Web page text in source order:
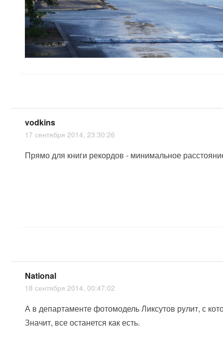
vodkins
17 сентября 2014, 23:30:26
Прямо для книги рекордов - минимальное
National
18 сентября 2014, 00:47:02
А в департаменте фотомодель Ликсутов рулит, с
Значит, все останется как есть.